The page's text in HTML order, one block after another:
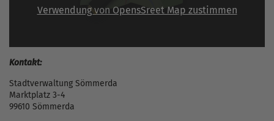
Verwendung von OpensSreet Map zustimmen
Kontakt:
Stadtverwaltung Sömmerda
Marktplatz 3-4
99610 Sömmerda